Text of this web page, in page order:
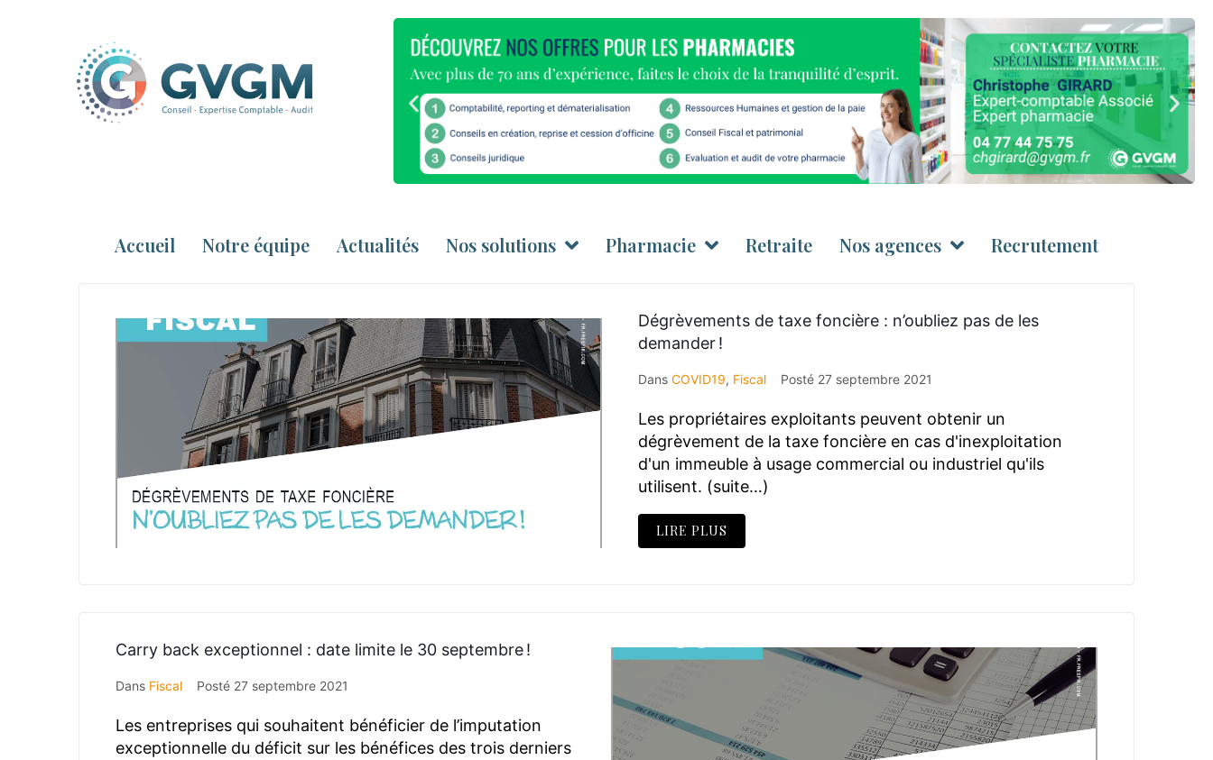
Accueil Notre équipe Actualités Nos solutions Pharmacie Retraite Nos agences Recrutement
Dégrèvements de taxe foncière : n’oubliez pas de les
demander !
DansCOVID19, Fiscal Posté 27 septembre 2021
Les propriétaires exploitants peuvent obtenir un
dégrèvement de la taxe foncière en cas d'inexploitation
d'un immeuble à usage commercial ou industriel qu'ils
utilisent. (suite…)
LIRE PLUS
Carry back exceptionnel : date limite le 30 septembre !
Dans Fiscal Posté 27 septembre 2021
Les entreprises qui souhaitent bénéficier de l’imputation
exceptionnelle du déficit sur les bénéfices des trois derniers